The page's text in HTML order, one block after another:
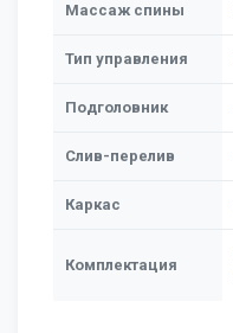
Массаж спины
Тип управления
Подголовник
Слив-перелив
Каркас
Комплектация